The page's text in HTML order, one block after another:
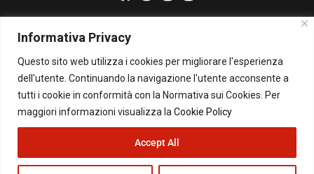
Informativa Privacy
Questo sito web utilizza i cookies per migliorare l'esperienza
dell'utente. Continuando la navigazione l'utente acconsente a
tutti i cookie in conformità con la Normativa sui Cookies. Per
maggiori informazioni visualizza la Cookie Policy
Accept All
PUBBLICITA'
Per la tua pubblicità su questo Blog:
pubblicita@beppegrillo.it
© Copyright 2026 - Il Blog di Beppe Grillo. All Rights Reserved - Powered by
happygrafic.com